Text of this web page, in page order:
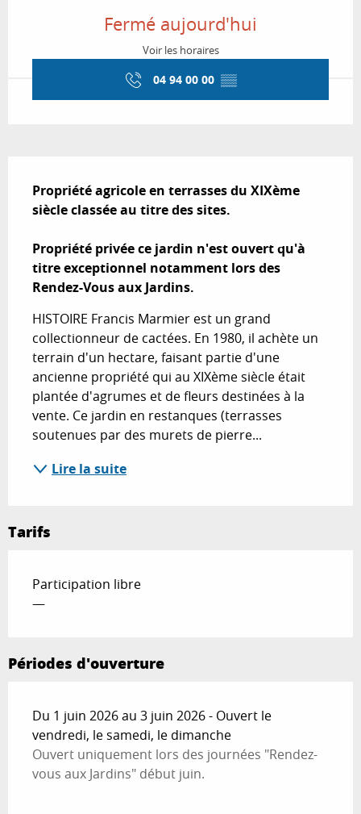
Fermé aujourd'hui
Voir les horaires
04 94 00 00 ▒▒
Propriété agricole en terrasses du XIXème
siècle classée au titre des sites.
Propriété privée ce jardin n'est ouvert qu'à
titre exceptionnel notamment lors des
Rendez-Vous aux Jardins.
HISTOIRE Francis Marmier est un grand
collectionneur de cactées. En 1980, il achète un
terrain d'un hectare, faisant partie d'une
ancienne propriété qui au XIXème siècle était
plantée d'agrumes et de fleurs destinées à la
vente. Ce jardin en restanques (terrasses
soutenues par des murets de pierre...
Lire la suite
Tarifs
Participation libre
—
Périodes d'ouverture
Du 1 juin 2026 au 3 juin 2026 - Ouvert le
vendredi, le samedi, le dimanche
Ouvert uniquement lors des journées "Rendez-
vous aux Jardins" début juin.